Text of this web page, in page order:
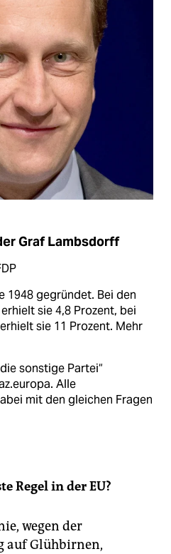
Graf Lambsdorff
1948 gegründet. Bei den
sie 4,8 Prozent, bei
sie 11 Prozent. Mehr
sonstige Partei“
Alle
mit den gleichen Fragen
Regel in der EU?
wegen der
auf Glühbirnen,